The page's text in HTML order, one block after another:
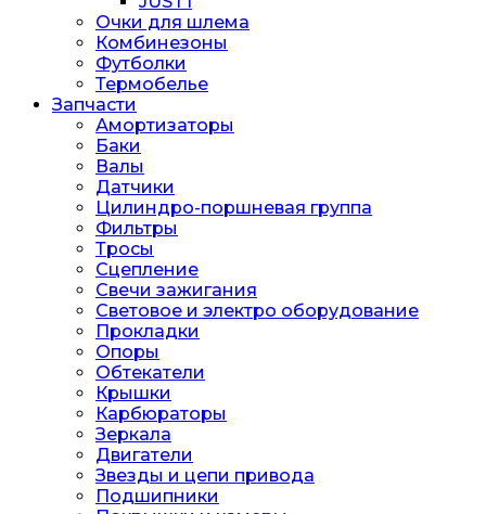
Очки для шлема
Комбинезоны
Футболки
Термобелье
Запчасти
Амортизаторы
Баки
Валы
Датчики
Цилиндро-поршневая группа
Фильтры
Тросы
Сцепление
Свечи зажигания
Световое и электро оборудование
Прокладки
Опоры
Обтекатели
Крышки
Карбюраторы
Зеркала
Двигатели
Звезды и цепи привода
Подшипники